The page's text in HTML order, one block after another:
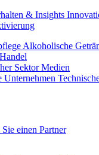
& Insights
Alkoholische
Sektor Medien
Unternehmen
einen Partner